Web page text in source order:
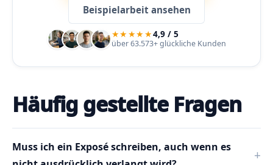
Beispielarbeit ansehen
★★★★★4,9 / 5
über 63.573+ glückliche Kunden
Häufig gestellte Fragen
Muss ich ein Exposé schreiben, auch wenn es